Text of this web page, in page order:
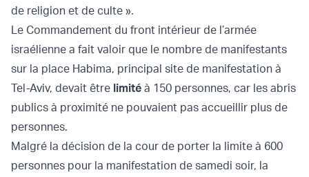
de religion et de culte ».
Le Commandement du front intérieur de l’armée
israélienne a fait valoir que le nombre de manifestants
sur la place Habima, principal site de manifestation à
Tel-Aviv, devait être limité à 150 personnes, car les abris
publics à proximité ne pouvaient pas accueillir plus de
personnes.
Malgré la décision de la cour de porter la limite à 600
personnes pour la manifestation de samedi soir, la